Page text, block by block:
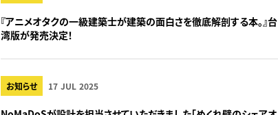
『アニメオタクの一級建築士が建築の面白さを徹底解剖する本。』台
湾版が発売決定！
お知らせ 17 JUL 2025